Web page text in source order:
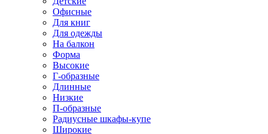
Офисные
Для книг
Для одежды
На балкон
Форма
Высокие
Г-образные
Длинные
Низкие
П-образные
Радиусные шкафы-купе
Широкие